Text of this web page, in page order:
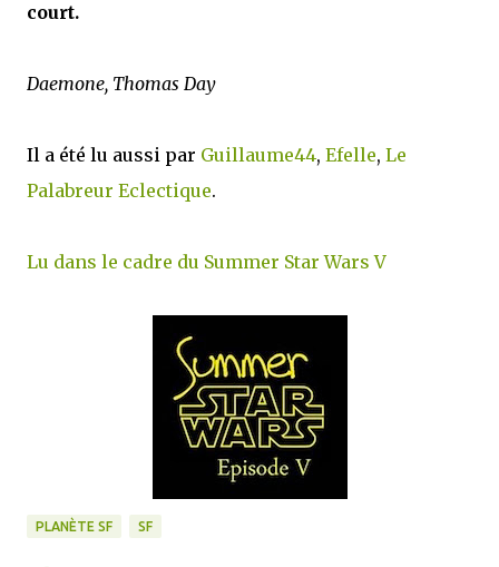
court.
Daemone, Thomas Day
Il a été lu aussi par Guillaume44, Efelle, Le
Palabreur Eclectique.
Lu dans le cadre du Summer Star Wars V
PLANÈTE SF SF